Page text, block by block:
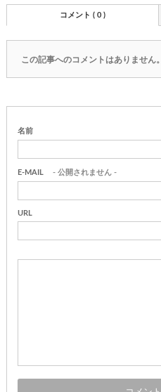
コメント ( 0 )
この記事へのコメントはありません。
名前
E-MAIL - 公開されません -
URL